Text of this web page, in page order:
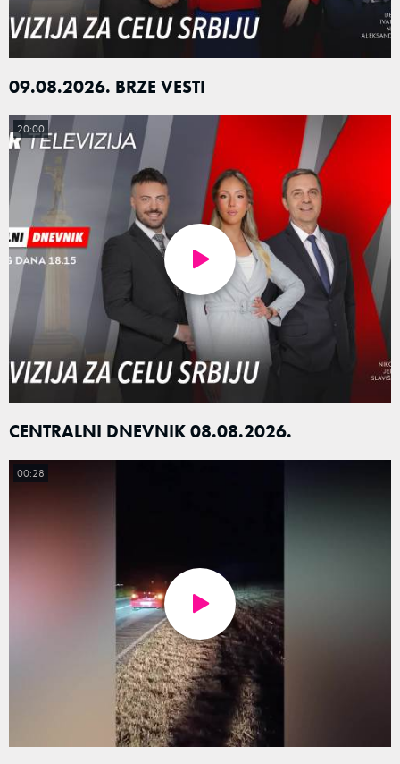
09.08.2026. BRZE VESTI
CENTRALNI DNEVNIK 08.08.2026.
20:00
00:28